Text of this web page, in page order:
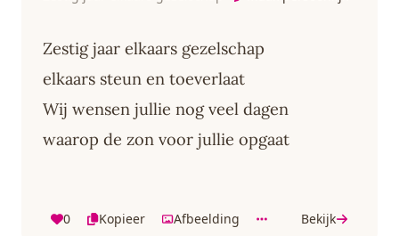
Zestig jaar elkaars gezelschap
elkaars steun en toeverlaat
Wij wensen jullie nog veel dagen
waarop de zon voor jullie opgaat
0 Kopieer Afbeelding Bekijk